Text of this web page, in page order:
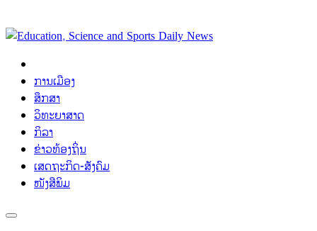
ການເມືອງ
ສຶກສາ
ວິທະຍາສາດ
ກິລາ
ຂ່າວທ້ອງຖິ່ນ
ເສດຖະກິດ-ສັງຄົມ
ໜັງສືພິມ